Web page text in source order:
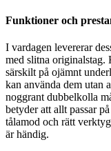
Funktioner och
I vardagen levererar
med slitna originalstag.
särskilt på ojämnt
kan använda dem utan
noggrant dubbelkolla
betyder att allt passar
tålamod och rätt
är händig.